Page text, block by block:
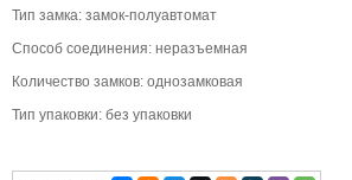
Тип замка: замок-полуавтомат
Способ соединения: неразъемная
Количество замков: однозамковая
Тип упаковки: без упаковки